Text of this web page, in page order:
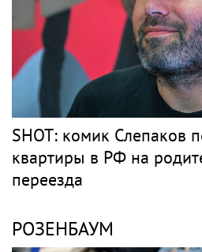
SHOT: комик Слепаков
квартиры в РФ на
переезда
РОЗЕНБАУМ